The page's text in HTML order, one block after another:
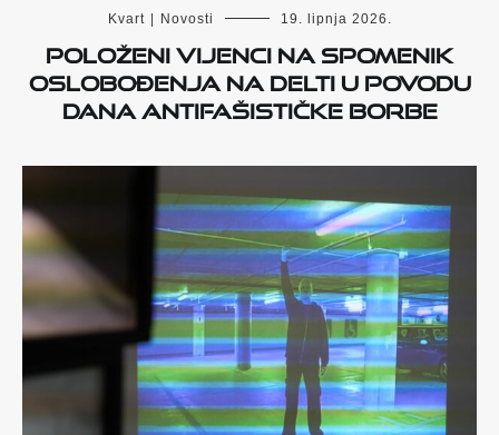
Kvart Novosti 19. lipnja 2026.
Položeni vijenci na Spomenik
oslobođenja na Delti u povodu
Dana antifašističke borbe